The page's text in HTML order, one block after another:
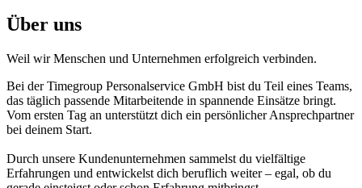
Über uns
Weil wir Menschen und Unternehmen erfolgreich verbinden.
Bei der Timegroup Personalservice GmbH bist du Teil eines Teams,
das täglich passende Mitarbeitende in spannende Einsätze bringt.
Vom ersten Tag an unterstützt dich ein persönlicher Ansprechpartner
bei deinem Start.
Durch unsere Kundenunternehmen sammelst du vielfältige
Erfahrungen und entwickelst dich beruflich weiter – egal, ob du